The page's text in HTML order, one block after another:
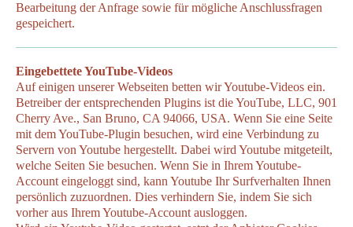
Bearbeitung der Anfrage sowie für mögliche Anschlussfragen
gespeichert.
Eingebettete YouTube-Videos
Auf einigen unserer Webseiten betten wir Youtube-Videos ein.
Betreiber der entsprechenden Plugins ist die YouTube, LLC, 901
Cherry Ave., San Bruno, CA 94066, USA. Wenn Sie eine Seite
mit dem YouTube-Plugin besuchen, wird eine Verbindung zu
Servern von Youtube hergestellt. Dabei wird Youtube mitgeteilt,
welche Seiten Sie besuchen. Wenn Sie in Ihrem Youtube-
Account eingeloggt sind, kann Youtube Ihr Surfverhalten Ihnen
persönlich zuzuordnen. Dies verhindern Sie, indem Sie sich
vorher aus Ihrem Youtube-Account ausloggen.